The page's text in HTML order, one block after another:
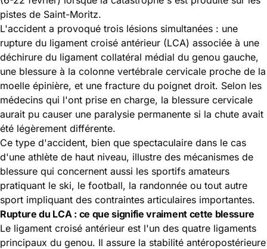
pistes de Saint-Moritz.
L'accident a provoqué trois lésions simultanées : une
rupture du ligament croisé antérieur (LCA) associée à une
déchirure du ligament collatéral médial du genou gauche,
une blessure à la colonne vertébrale cervicale proche de la
moelle épinière, et une fracture du poignet droit. Selon les
médecins qui l'ont prise en charge, la blessure cervicale
aurait pu causer une paralysie permanente si la chute avait
été légèrement différente.
Ce type d'accident, bien que spectaculaire dans le cas
d'une athlète de haut niveau, illustre des mécanismes de
blessure qui concernent aussi les sportifs amateurs
pratiquant le ski, le football, la randonnée ou tout autre
sport impliquant des contraintes articulaires importantes.
Rupture du LCA : ce que signifie vraiment cette blessure
Le ligament croisé antérieur est l'un des quatre ligaments
principaux du genou. Il assure la stabilité antéropostérieure